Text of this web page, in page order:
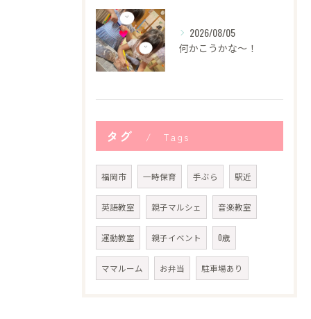
2026/08/05
何かこうかな〜！
タグ Tags
福岡市 一時保育 手ぶら 駅近
英語教室 親子マルシェ 音楽教室
運動教室 親子イベント 0歳
ママルーム お弁当 駐車場あり